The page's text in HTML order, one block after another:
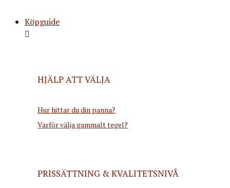
Köpguide
HJÄLP ATT VÄLJA
Hur hittar du din panna?
Varför välja gammalt tegel?
PRISSÄTTNING & KVALITETSNIVÅ